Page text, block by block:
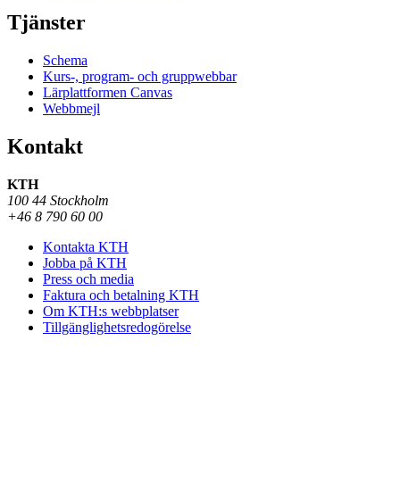
Tjänster
Schema
Kurs-, program- och gruppwebbar
Lärplattformen Canvas
Webbmejl
Kontakt
KTH
100 44 Stockholm
+46 8 790 60 00
Kontakta KTH
Jobba på KTH
Press och media
Faktura och betalning KTH
Om KTH:s webbplatser
Tillgänglighetsredogörelse